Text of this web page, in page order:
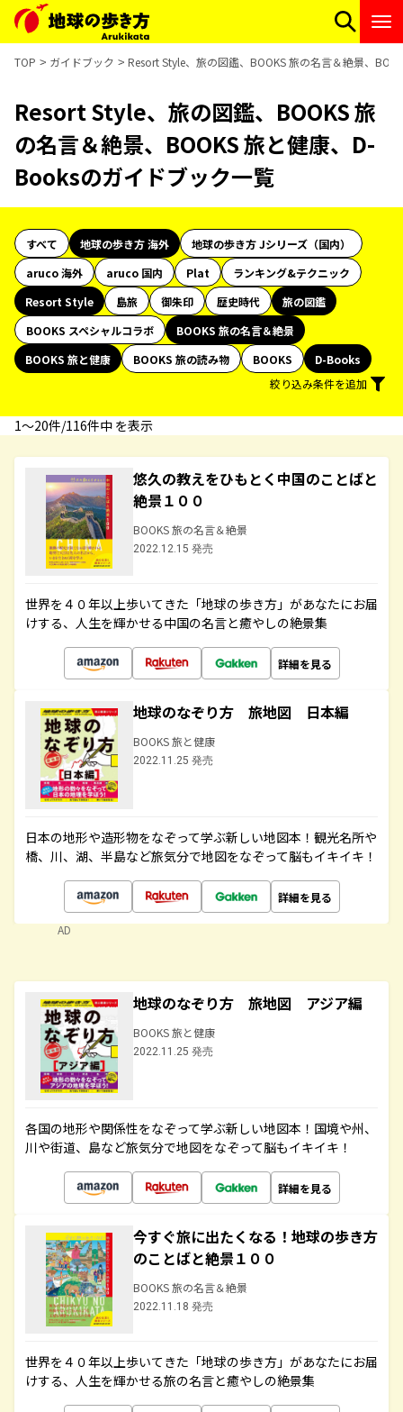
TOP ガイドブック Resort Style、旅の図鑑、BOOKS 旅の名言＆絶景、
Resort Style、旅の図鑑、BOOKS 旅
の名言＆絶景、BOOKS 旅と健康、D-
Booksのガイドブック一覧
すべて 地球の歩き方 海外
地球の歩き方 Jシリーズ（国内）
aruco 海外
aruco 国内 Plat
ランキング&テクニック
Resort Style
島旅 御朱印 歴史時代
旅の図鑑
BOOKS スペシャルコラボ
BOOKS 旅の名言＆絶景
BOOKS 旅と健康
BOOKS 旅の読み物 BOOKS
D-Books
絞り込み条件を追加
1〜20件/116件中 を表示
悠久の教えをひもとく中国のことばと
絶景１００
BOOKS 旅の名言＆絶景
2022.12.15 発売
世界を４０年以上歩いてきた「地球の歩き方」があなたにお届
けする、人生を輝かせる中国の名言と癒やしの絶景集
詳細を見る
地球のなぞり方 旅地図 日本編
BOOKS 旅と健康
2022.11.25 発売
日本の地形や造形物をなぞって学ぶ新しい地図本！観光名所や
橋、川、湖、半島など旅気分で地図をなぞって脳もイキイキ！
詳細を見る
AD
地球のなぞり方 旅地図 アジア編
BOOKS 旅と健康
2022.11.25 発売
各国の地形や関係性をなぞって学ぶ新しい地図本！国境や州、
川や街道、島など旅気分で地図をなぞって脳もイキイキ！
詳細を見る
今すぐ旅に出たくなる！地球の歩き方
のことばと絶景１００
BOOKS 旅の名言＆絶景
2022.11.18 発売
世界を４０年以上歩いてきた「地球の歩き方」があなたにお届
けする、人生を輝かせる旅の名言と癒やしの絶景集